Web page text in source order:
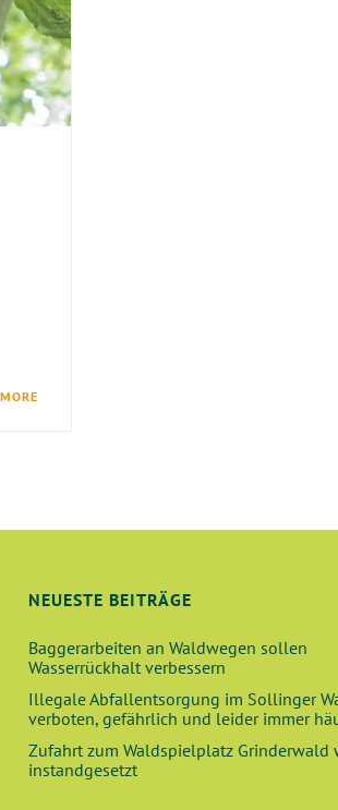
NEUESTE BEITRÄGE
Baggerarbeiten an Waldwegen sollen
Wasserrückhalt verbessern
Illegale Abfallentsorgung im Sollinger
verboten, gefährlich und leider immer
Zufahrt zum Waldspielplatz Grinderwald
instandgesetzt